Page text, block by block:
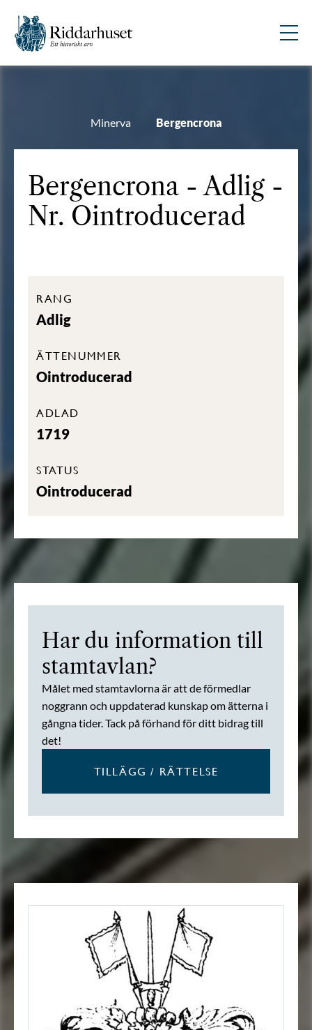
Minerva Bergencrona
Bergencrona - Adlig -
Nr. Ointroducerad
RANG
Adlig
ÄTTENUMMER
Ointroducerad
ADLAD
1719
STATUS
Ointroducerad
Har du information till
stamtavlan?
Målet med stamtavlorna är att de förmedlar
noggrann och uppdaterad kunskap om ätterna i
gångna tider. Tack på förhand för ditt bidrag till
det!
TILLÄGG / RÄTTELSE